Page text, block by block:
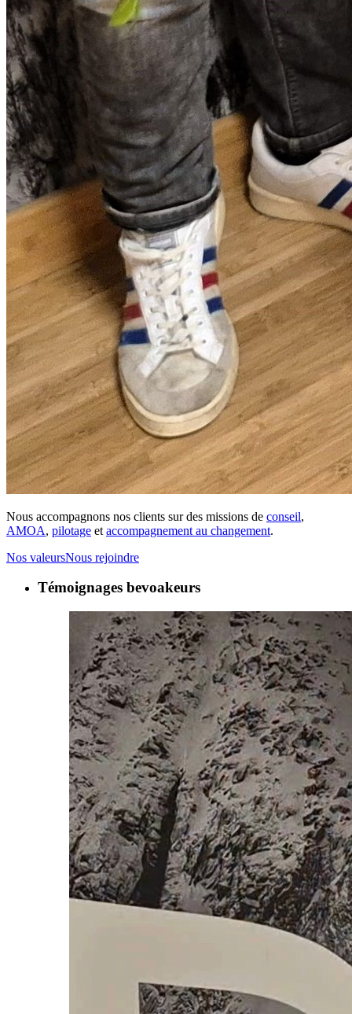
Nous accompagnons nos clients sur des missions de conseil,
AMOA, pilotage et accompagnement au changement.
Nos valeursNous rejoindre
Témoignages bevoakeurs